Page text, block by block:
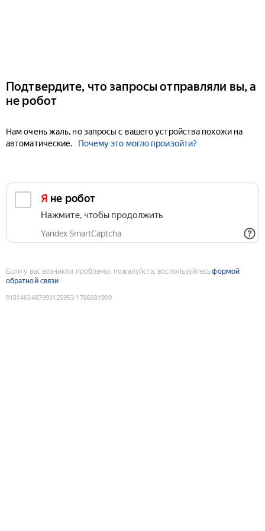
Подтвердите, что запросы отправляли вы, а
не робот
Нам очень жаль, но запросы с вашего устройства похожи на
автоматические.
Почему это могло произойти?
Я не робот
Нажмите, чтобы продолжить
Yandex SmartCaptcha
Если у вас возникли проблемы, пожалуйста, воспользуйтесьформой
обратной связи
9181463487993125953:1786081909